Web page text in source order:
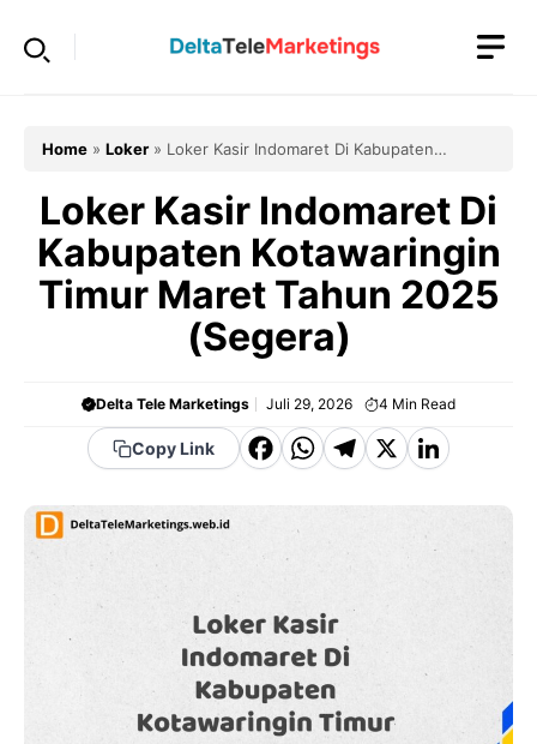
Home » Loker » Loker Kasir Indomaret Di Kabupaten
Loker Kasir Indomaret Di
Kabupaten Kotawaringin
Timur Maret Tahun 2025
(Segera)
Delta Tele Marketings Juli 29, 2026 4 Min Read
Copy Link
F
e
o
o
k
W
a
t
s
A
p
p
T
g
a
m
X Li
k
e